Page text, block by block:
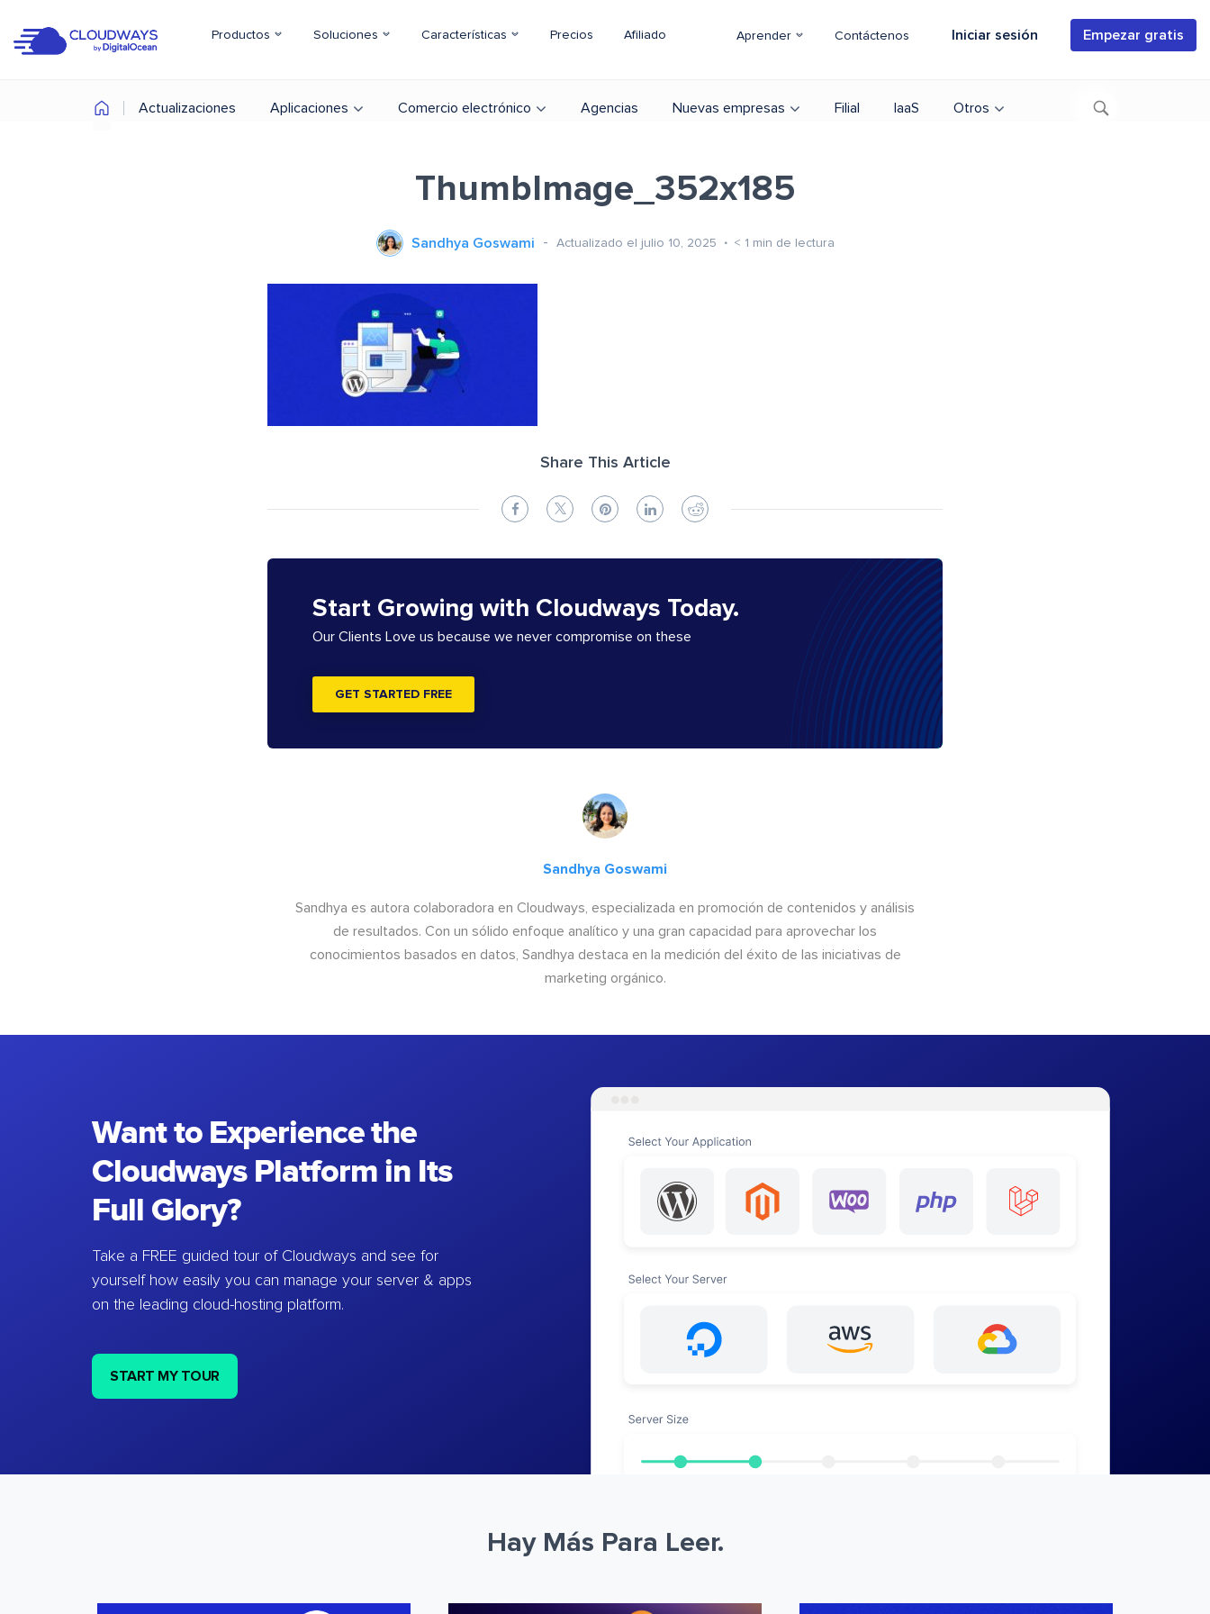
Productos Soluciones Características Precios Afiliado Aprender Contáctenos Iniciar sesión Empezar gratis
Actualizaciones Aplicaciones Comercio electrónico Agencias Nuevas empresas Filial IaaS Otros
ThumbImage_352x185
Sandhya Goswami Actualizado el julio 10, 2025 < 1 min de lectura
Share This Article
Start Growing with Cloudways Today.
Our Clients Love us because we never compromise on these
GET STARTED FREE
Sandhya Goswami
Sandhya es autora colaboradora en Cloudways, especializada en promoción de contenidos y análisis
de resultados. Con un sólido enfoque analítico y una gran capacidad para aprovechar los
conocimientos basados en datos, Sandhya destaca en la medición del éxito de las iniciativas de
marketing orgánico.
Want to Experience the
Cloudways Platform in Its
Full Glory?
Take a FREE guided tour of Cloudways and see for
yourself how easily you can manage your server & apps
on the leading cloud-hosting platform.
START MY TOUR
Hay Más Para Leer.